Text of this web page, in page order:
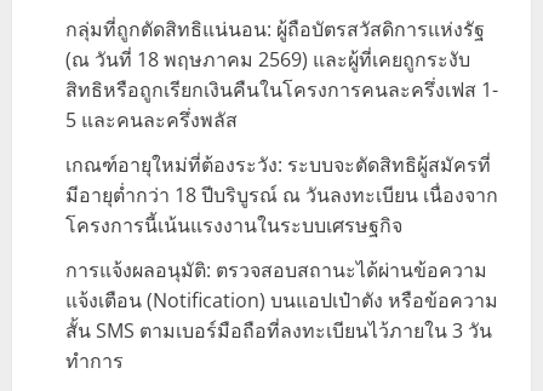
กลุ่มที่ถูกตัดสิทธิแน่นอน: ผู้ถือบัตรสวัสดิการแห่งรัฐ
(ณ วันที่ 18 พฤษภาคม 2569) และผู้ที่เคยถูกระงับ
สิทธิหรือถูกเรียกเงินคืนในโครงการคนละครึ่งเฟส 1-
5 และคนละครึ่งพลัส
เกณฑ์อายุใหม่ที่ต้องระวัง: ระบบจะตัดสิทธิผู้สมัครที่
มีอายุต่ำกว่า 18 ปีบริบูรณ์ ณ วันลงทะเบียน เนื่องจาก
โครงการนี้เน้นแรงงานในระบบเศรษฐกิจ
การแจ้งผลอนุมัติ: ตรวจสอบสถานะได้ผ่านข้อความ
แจ้งเตือน (Notification) บนแอปเป๋าตัง หรือข้อความ
สั้น SMS ตามเบอร์มือถือที่ลงทะเบียนไว้ภายใน 3 วัน
ทำการ